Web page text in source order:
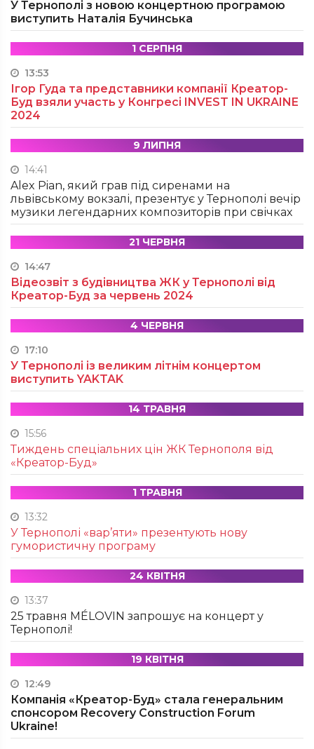
У Тернополі з новою концертною програмою
виступить Наталія Бучинська
1 СЕРПНЯ
13:53
Ігор Гуда та представники компанії Креатор-
Буд взяли участь у Конгресі INVEST IN UKRAINE
2024
9 ЛИПНЯ
14:41
Alex Pian, який грав під сиренами на
львівському вокзалі, презентує у Тернополі вечір
музики легендарних композиторів при свічках
21 ЧЕРВНЯ
14:47
Відеозвіт з будівництва ЖК у Тернополі від
Креатор-Буд за червень 2024
4 ЧЕРВНЯ
17:10
У Тернополі із великим літнім концертом
виступить YAKTAK
14 ТРАВНЯ
15:56
Тиждень спеціальних цін ЖК Тернополя від
«Креатор-Буд»
1 ТРАВНЯ
13:32
У Тернополі «вар’яти» презентують нову
гумористичну програму
24 КВІТНЯ
13:37
25 травня MÉLOVIN запрошує на концерт у
Тернополі!
19 КВІТНЯ
12:49
Компанія «Креатор-Буд» стала генеральним
спонсором Recovery Construction Forum
Ukraine!